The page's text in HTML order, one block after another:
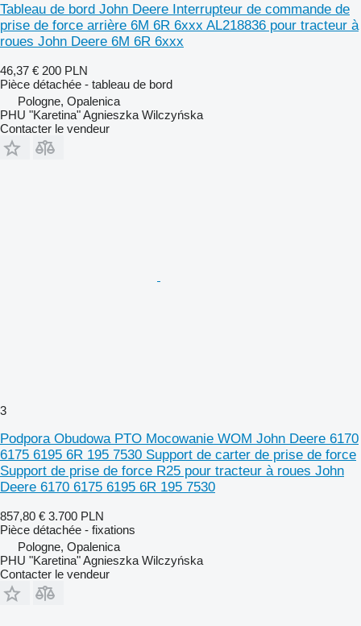
Tableau de bord John Deere Interrupteur de commande de
prise de force arrière 6M 6R 6xxx AL218836 pour tracteur à
roues John Deere 6M 6R 6xxx
46,37 € 200 PLN
Pièce détachée - tableau de bord
Pologne, Opalenica
PHU "Karetina" Agnieszka Wilczyńska
Contacter le vendeur
3
Podpora Obudowa PTO Mocowanie WOM John Deere 6170
6175 6195 6R 195 7530 Support de carter de prise de force
Support de prise de force R25 pour tracteur à roues John
Deere 6170 6175 6195 6R 195 7530
857,80 € 3.700 PLN
Pièce détachée - fixations
Pologne, Opalenica
PHU "Karetina" Agnieszka Wilczyńska
Contacter le vendeur